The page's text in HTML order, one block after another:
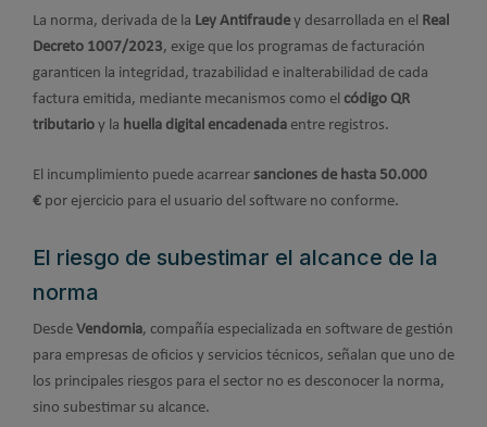
La norma, derivada de la Ley Antifraudey desarrollada en el Real
Decreto 1007/2023, exige que los programas de facturación
garanticen la integridad, trazabilidad e inalterabilidad de cada
factura emitida, mediante mecanismos como el código QR
tributario y la huella digital encadenada entre registros.
El incumplimiento puede acarrear sanciones de hasta 50.000
€ por ejercicio para el usuario del software no conforme.
El riesgo de subestimar el alcance de la
norma
Desde Vendomia, compañía especializada en software de gestión
para empresas de oficios y servicios técnicos, señalan que uno de
los principales riesgos para el sector no es desconocer la norma,
sino subestimar su alcance.